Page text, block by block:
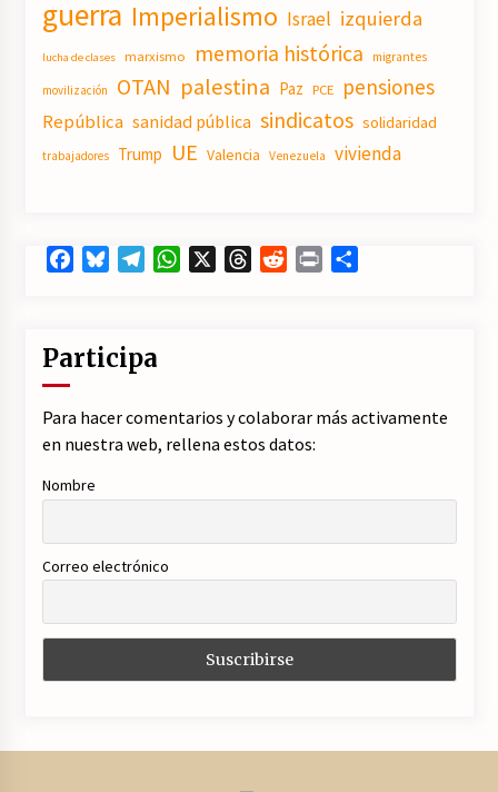
guerra Imperialismo Israel izquierda
lucha de clases marxismo memoria histórica migrantes
movilización OTAN palestina Paz PCE pensiones
República sanidad pública sindicatos solidaridad
trabajadores Trump UE Valencia Venezuela vivienda
FacebookBlueskyTelegramWhatsApp ThreadsRedditPrint
Participa
Para hacer comentarios y colaborar más activamente
en nuestra web, rellena estos datos:
Nombre
Correo electrónico